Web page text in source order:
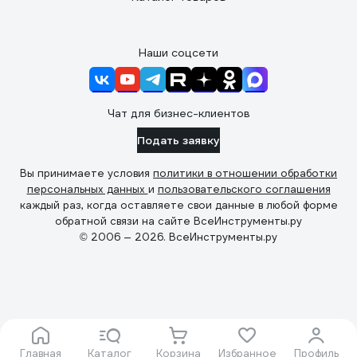
Главная Каталог Корзина Избранное Профиль
Наши соцсети
Чат для бизнес-клиентов
Подать заявку
Вы принимаете условия политики в отношении обработки
персональных данных и пользовательского соглашения
каждый раз, когда оставляете свои данные в любой форме
обратной связи на сайте ВсеИнструменты.ру
© 2006 — 2026. ВсеИнструменты.ру